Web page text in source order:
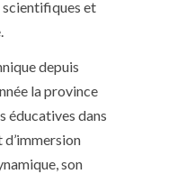
et
depuis
la province
éducatives dans
d’immersion
son